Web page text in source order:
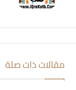
مقالات ذات صلة